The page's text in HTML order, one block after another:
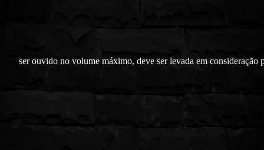
ser ouvido no volume máximo, deve ser levada em consideração